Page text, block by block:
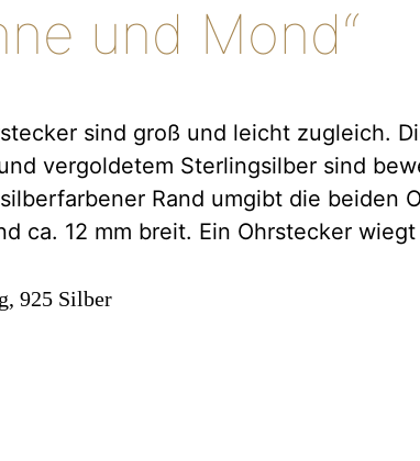
und Mond“
sind groß und leicht zugleich.
vergoldetem Sterlingsilber sind
Rand umgibt die beiden
ca. 12 mm breit. Ein Ohrstecker wiegt
925 Silber